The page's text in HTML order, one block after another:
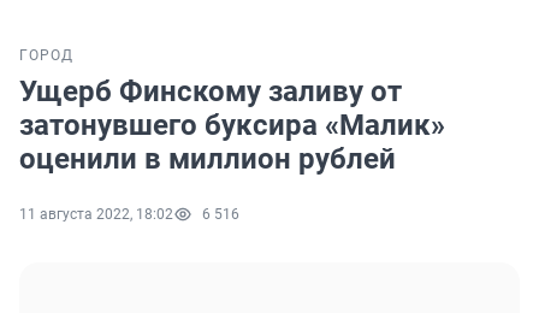
ГОРОД
Ущерб Финскому заливу от
затонувшего буксира «Малик»
оценили в миллион рублей
11 августа 2022, 18:02 6 516